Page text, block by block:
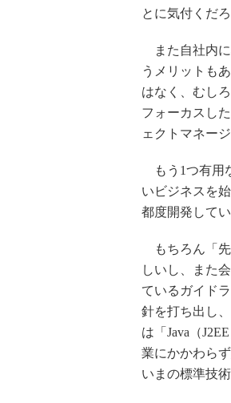
とに気付くだろ
また自社内に
うメリットも
はなく、むし
フォーカスし
ェクトマネー
もう1つ有用
いビジネスを
都度開発して
もちろん「先
しいし、また
ているガイド
針を打ち出し
は「Java（
業にかかわらず
いまの標準技